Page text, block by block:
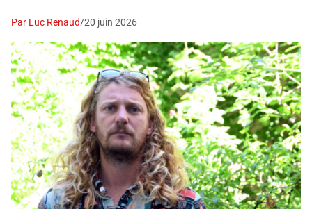
Par Luc Renaud/20 juin 2026